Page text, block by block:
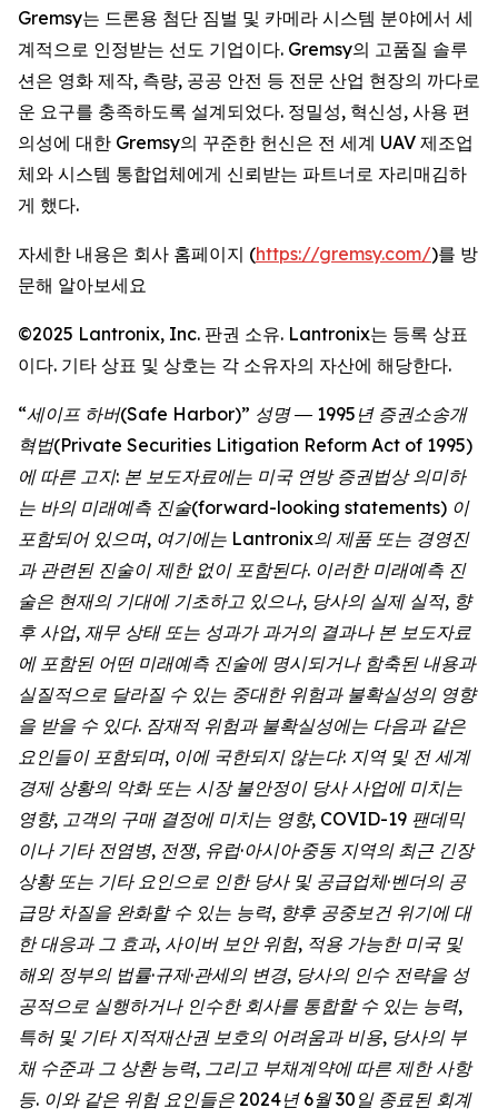
Gremsy는 드론용 첨단 짐벌 및 카메라 시스템 분야에서 세
계적으로 인정받는 선도 기업이다. Gremsy의 고품질 솔루
션은 영화 제작, 측량, 공공 안전 등 전문 산업 현장의 까다로
운 요구를 충족하도록 설계되었다. 정밀성, 혁신성, 사용 편
의성에 대한 Gremsy의 꾸준한 헌신은 전 세계 UAV 제조업
체와 시스템 통합업체에게 신뢰받는 파트너로 자리매김하
게 했다.
자세한 내용은 회사 홈페이지 (https://gremsy.com/)를 방
문해 알아보세요
©2025 Lantronix, Inc. 판권 소유. Lantronix는 등록 상표
이다. 기타 상표 및 상호는 각 소유자의 자산에 해당한다.
“세이프 하버(Safe Harbor)” 성명 ― 1995년 증권소송개
혁법(Private Securities Litigation Reform Act of 1995)
에 따른 고지: 본 보도자료에는 미국 연방 증권법상 의미하
는 바의 미래예측 진술(forward-looking statements) 이
포함되어 있으며, 여기에는 Lantronix의 제품 또는 경영진
과 관련된 진술이 제한 없이 포함된다. 이러한 미래예측 진
술은 현재의 기대에 기초하고 있으나, 당사의 실제 실적, 향
후 사업, 재무 상태 또는 성과가 과거의 결과나 본 보도자료
에 포함된 어떤 미래예측 진술에 명시되거나 함축된 내용과
실질적으로 달라질 수 있는 중대한 위험과 불확실성의 영향
을 받을 수 있다. 잠재적 위험과 불확실성에는 다음과 같은
요인들이 포함되며, 이에 국한되지 않는다: 지역 및 전 세계
경제 상황의 악화 또는 시장 불안정이 당사 사업에 미치는
영향, 고객의 구매 결정에 미치는 영향, COVID-19 팬데믹
이나 기타 전염병, 전쟁, 유럽·아시아·중동 지역의 최근 긴장
상황 또는 기타 요인으로 인한 당사 및 공급업체·벤더의 공
급망 차질을 완화할 수 있는 능력, 향후 공중보건 위기에 대
한 대응과 그 효과, 사이버 보안 위험, 적용 가능한 미국 및
해외 정부의 법률·규제·관세의 변경, 당사의 인수 전략을 성
공적으로 실행하거나 인수한 회사를 통합할 수 있는 능력,
특허 및 기타 지적재산권 보호의 어려움과 비용, 당사의 부
채 수준과 그 상환 능력, 그리고 부채계약에 따른 제한 사항
등. 이와 같은 위험 요인들은 2024년 6월 30일 종료된 회계